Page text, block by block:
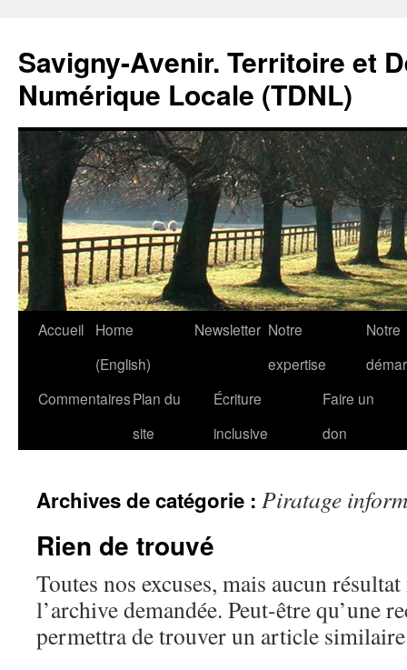
Savigny-Avenir. Territoire et
Numérique Locale (TDNL)
Aller
contenu
Accueil
Home
(English)
Newsletter Notre
expertise
Notre
CommentairesPlan du
site
Écriture
inclusive
Faire un
don
Archives de catégorie : Piratage
Rien de trouvé
Toutes nos excuses, mais aucun
l’archive demandée. Peut-être qu’une
permettra de trouver un article